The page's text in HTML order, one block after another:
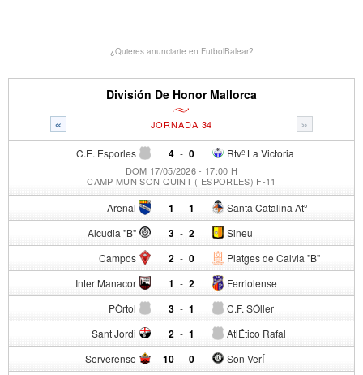
¿Quieres anunciarte en FutbolBalear?
División De Honor Mallorca
« »
JORNADA 34
C.E. Esporles 4 - Rtvº La Victoria
0
DOM 17/05/2026 - 17:00 H
CAMP MUN SON QUINT ( ESPORLES) F-11
Arenal 1 - Santa Catalina Atº
1
Alcudia "B" 3 - Sineu
2
Campos 2 - Platges de Calvia "B"
0
Inter Manacor 1 - Ferriolense
2
PÒrtol 3 - C.F. SÓller
1
Sant Jordi 2 - AtlÉtico Rafal
1
Serverense 10 - Son VerÍ
0